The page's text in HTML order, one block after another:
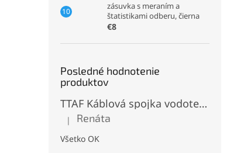
zásuvka s meraním a
štatistikami odberu, čierna
€8
Posledné hodnotenie
produktov
TTAF Káblová spojka vodotesná IP68, Typu "T" , 3 pinová, 20A, 2,5mm², M20
Hodnotenie produktu je 5 z 5 hviezdičiek.
| Renáta
Všetko OK